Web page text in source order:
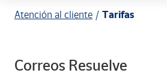
Atención al cliente Tarifas
Correos Resuelve